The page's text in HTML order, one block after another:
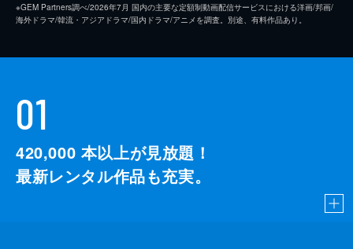
※GEM Partners調べ/2026年7⽉ 国内の主要な定額制動画配信サービスにおける洋画/邦画/
海外ドラマ/韓流・アジアドラマ/国内ドラマ/アニメを調査。別途、有料作品あり。
01
420,000 本以上が見放題！
最新レンタル作品も充実。